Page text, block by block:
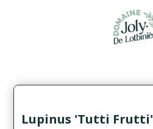
Lupinus 'Tutti Frutti'